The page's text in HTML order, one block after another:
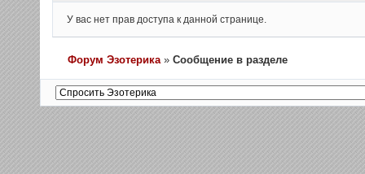
У вас нет прав доступа к данной странице.
Форум Эзотерика »Сообщение в разделе